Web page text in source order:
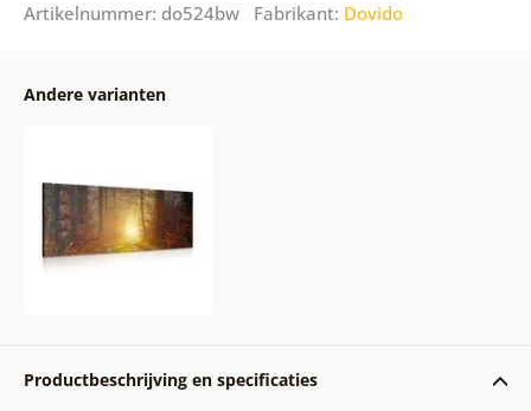
Artikelnummer: do524bw Fabrikant: Dovido
Andere varianten
Productbeschrijving en specificaties